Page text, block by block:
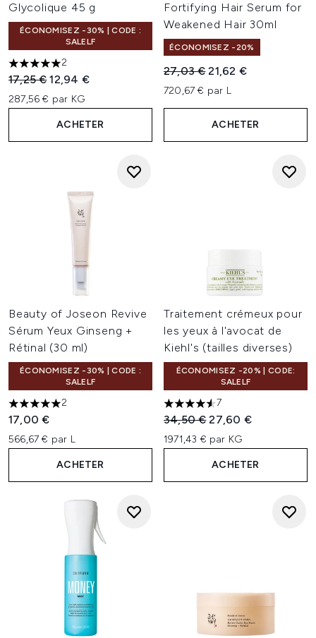
Glycolique 45 g
ÉCONOMISEZ -30% | CODE :
SALELF
5 étoiles sur un maximum de 5
2
Prix de vente :
17,25 €Prix ​​actuel :
12,94 €
287,56 € par KG
ACHETER
Fortifying Hair Serum for
Weakened Hair 30ml
ÉCONOMISEZ -20%
Prix de vente :
27,03 €Prix ​​actuel :
21,62 €
720,67 € par L
ACHETER
Beauty of Joseon Revive
Sérum Yeux Ginseng +
Rétinal (30 ml)
ÉCONOMISEZ -30% | CODE :
SALELF
5 étoiles sur un maximum de 5
2
17,00 €
566,67 € par L
ACHETER
Traitement crémeux pour
les yeux à l'avocat de
Kiehl's (tailles diverses)
ÉCONOMISEZ -20% | CODE:
SALELF
4.57 étoiles sur un maximum
7
Prix de vente :
34,50 €Prix ​​actuel :
27,60 €
1971,43 € par KG
ACHETER